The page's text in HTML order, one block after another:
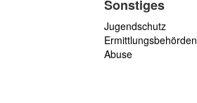
Sonstiges
Jugendschutz
Ermittlungsbehörden
Abuse